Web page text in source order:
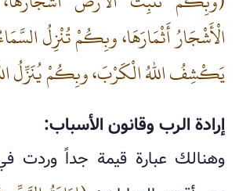
الْأَشْجَارُ أَثْمَارَهَا، وبِكُمْ تُنْزِلُ
يَكْشِفُ اللهُ الْكَرْبَ، وبِكُمْ يُنَزِّلُ
إرادة الرب وقانون الأسباب:
وهنالك عبارة قيمة جداً وردت